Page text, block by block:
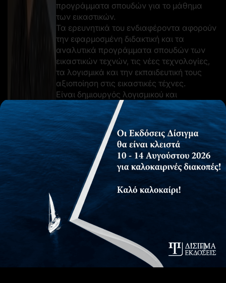
προγράμματα σπουδών για το μάθημα
των εικαστικών.
Τα ερευνητικά του ενδιαφέροντα αφορούν
την εφαρμοσμένη διδακτική και τα
αναλυτικά προγράμματα σπουδών των
εικαστικών τεχνών, τις νέες τεχνολογίες,
τα λογισμικά και την εκπαιδευτική τους
αξιοποίηση στις εικαστικές τέχνες.
Είναι δημιουργός λογισμικού και
εφαρμογών επαυξημένης
πραγματικότητας για τον πολιτισμό και την
εκπαίδευση (δια βίου, τυπική και μη τυπική).
Επιπλέον, είναι δημιουργός της εφαρμογής
για τα μνημεία της Θεσσαλονίκης με τίτλο
Strolling Around Thessalonikiκαι του
δυναμικού χάρτη Estia.
Υπήρξε επιστημονικός συνεργάτης στο
Μουσείο Φωτογραφίας Θεσσαλονίκης
(2008-2010), στο Τελλόγλειο Ίδρυμα
Τεχνών (2000-2006) και υπότροφος
(internship) στο Μουσείο Guggenheim στην
Βενετία (Ιταλίας).